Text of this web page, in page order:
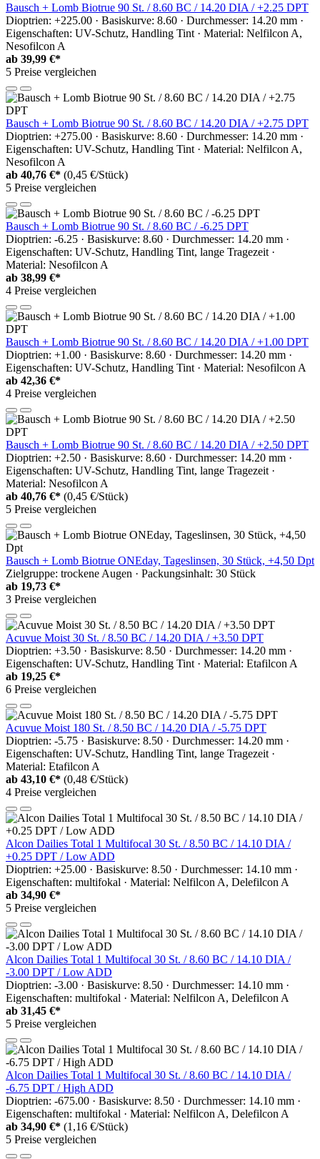
Bausch + Lomb Biotrue 90 St. / 8.60 BC / 14.20 DIA / +2.25 DPT
Dioptrien: +225.00 · Basiskurve: 8.60 · Durchmesser: 14.20 mm ·
Eigenschaften: UV-Schutz, Handling Tint · Material: Nelfilcon A,
Nesofilcon A
ab 39,99 €*
5 Preise vergleichen
Bausch + Lomb Biotrue 90 St. / 8.60 BC / 14.20 DIA / +2.75 DPT
Dioptrien: +275.00 · Basiskurve: 8.60 · Durchmesser: 14.20 mm ·
Eigenschaften: UV-Schutz, Handling Tint · Material: Nelfilcon A,
Nesofilcon A
ab 40,76 €* (0,45 €/Stück)
5 Preise vergleichen
Bausch + Lomb Biotrue 90 St. / 8.60 BC / -6.25 DPT
Dioptrien: -6.25 · Basiskurve: 8.60 · Durchmesser: 14.20 mm ·
Eigenschaften: UV-Schutz, Handling Tint, lange Tragezeit ·
Material: Nesofilcon A
ab 38,99 €*
4 Preise vergleichen
Bausch + Lomb Biotrue 90 St. / 8.60 BC / 14.20 DIA / +1.00 DPT
Dioptrien: +1.00 · Basiskurve: 8.60 · Durchmesser: 14.20 mm ·
Eigenschaften: UV-Schutz, Handling Tint · Material: Nesofilcon A
ab 42,36 €*
4 Preise vergleichen
Bausch + Lomb Biotrue 90 St. / 8.60 BC / 14.20 DIA / +2.50 DPT
Dioptrien: +2.50 · Basiskurve: 8.60 · Durchmesser: 14.20 mm ·
Eigenschaften: UV-Schutz, Handling Tint, lange Tragezeit ·
Material: Nesofilcon A
ab 40,76 €* (0,45 €/Stück)
5 Preise vergleichen
Bausch + Lomb Biotrue ONEday, Tageslinsen, 30 Stück, +4,50 Dpt
Zielgruppe: trockene Augen · Packungsinhalt: 30 Stück
ab 19,73 €*
3 Preise vergleichen
Acuvue Moist 30 St. / 8.50 BC / 14.20 DIA / +3.50 DPT
Dioptrien: +3.50 · Basiskurve: 8.50 · Durchmesser: 14.20 mm ·
Eigenschaften: UV-Schutz, Handling Tint · Material: Etafilcon A
ab 19,25 €*
6 Preise vergleichen
Acuvue Moist 180 St. / 8.50 BC / 14.20 DIA / -5.75 DPT
Dioptrien: -5.75 · Basiskurve: 8.50 · Durchmesser: 14.20 mm ·
Eigenschaften: UV-Schutz, Handling Tint, lange Tragezeit ·
Material: Etafilcon A
ab 43,10 €* (0,48 €/Stück)
4 Preise vergleichen
Alcon Dailies Total 1 Multifocal 30 St. / 8.50 BC / 14.10 DIA /
+0.25 DPT / Low ADD
Dioptrien: +25.00 · Basiskurve: 8.50 · Durchmesser: 14.10 mm ·
Eigenschaften: multifokal · Material: Nelfilcon A, Delefilcon A
ab 34,90 €*
5 Preise vergleichen
Alcon Dailies Total 1 Multifocal 30 St. / 8.60 BC / 14.10 DIA /
-3.00 DPT / Low ADD
Dioptrien: -3.00 · Basiskurve: 8.50 · Durchmesser: 14.10 mm ·
Eigenschaften: multifokal · Material: Nelfilcon A, Delefilcon A
ab 31,45 €*
5 Preise vergleichen
Alcon Dailies Total 1 Multifocal 30 St. / 8.60 BC / 14.10 DIA /
-6.75 DPT / High ADD
Dioptrien: -675.00 · Basiskurve: 8.50 · Durchmesser: 14.10 mm ·
Eigenschaften: multifokal · Material: Nelfilcon A, Delefilcon A
ab 34,90 €* (1,16 €/Stück)
5 Preise vergleichen